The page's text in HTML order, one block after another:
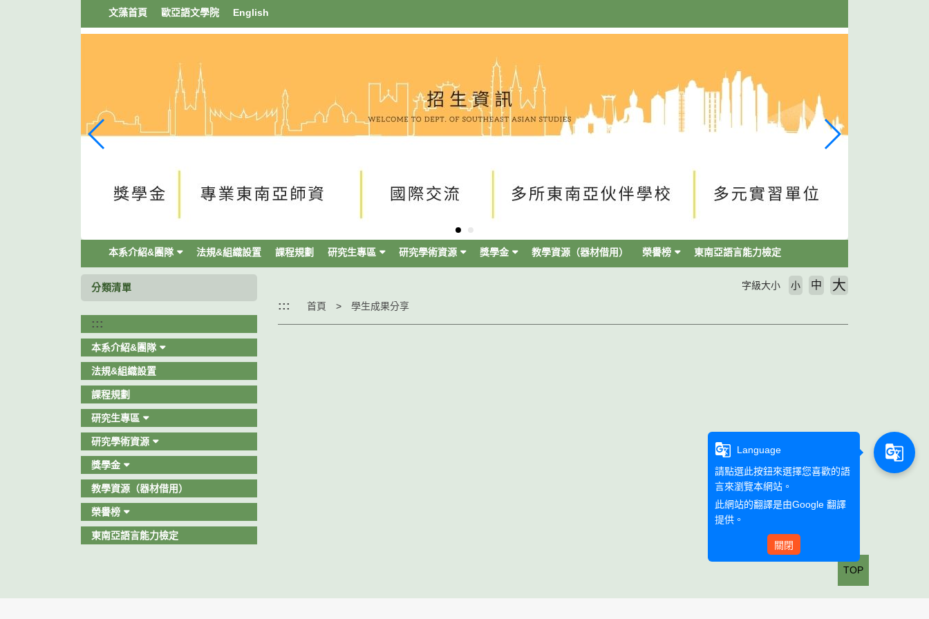
文藻首頁 歐亞語文學院 English
本系介紹&團隊 法規&組織設置 課程規劃 研究生專區 研究學術資源 獎學金 教學資源（器材借用） 榮譽榜 東南亞語言能力檢定
分類清單
:::
本系介紹&團隊
法規&組織設置
課程規劃
研究生專區
研究學術資源
獎學金
教學資源（器材借用）
榮譽榜
東南亞語言能力檢定
::: 首頁 學生成果分享
字級大小 小 中 大
TOP
g_translate
Language
請點選此按鈕來選擇您喜歡的語
言來瀏覽本網站。
此網站的翻譯是由Google 翻譯
提供。
關閉
g_translate